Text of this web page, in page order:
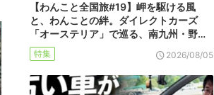
【わんこと全国旅#19】岬を駆ける風
と、わんことの絆。ダイレクトカーズ
「オーステリア」で巡る、南九州・野…
特集 2026/08/05